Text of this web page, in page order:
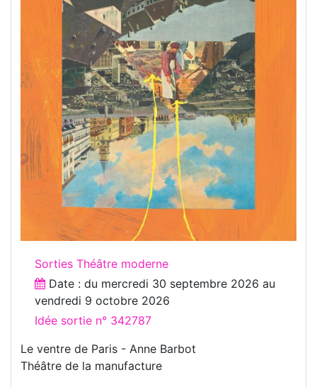
Sorties Théâtre moderne
Date : du mercredi 30 septembre 2026 au
vendredi 9 octobre 2026
Idée sortie n° 342787
Le ventre de Paris - Anne Barbot
Théâtre de la manufacture